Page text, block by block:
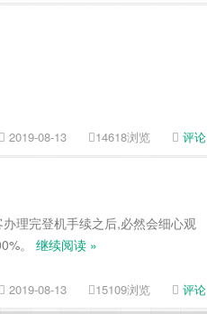
2019-08-13 14618浏览 评论
理完登机手续之后,必然会细心观
。 继续阅读 »
2019-08-13 15109浏览 评论